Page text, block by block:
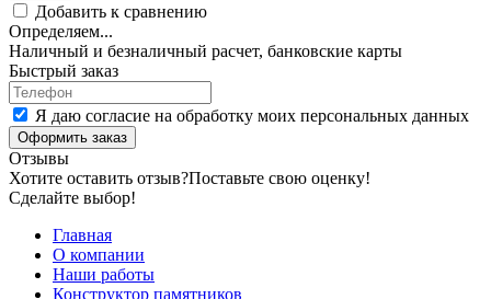
Добавить к сравнению
Определяем...
Наличный и безналичный расчет, банковские карты
Быстрый заказ
Я даю согласие на обработку моих персональных данных
Оформить заказ
Отзывы
Хотите оставить отзыв?Поставьте свою оценку!
Сделайте выбор!
Главная
О компании
Наши работы
Конструктор памятников